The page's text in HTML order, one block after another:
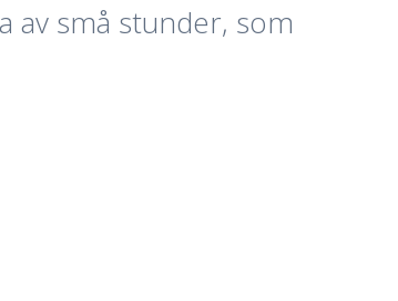
av små stunder, som